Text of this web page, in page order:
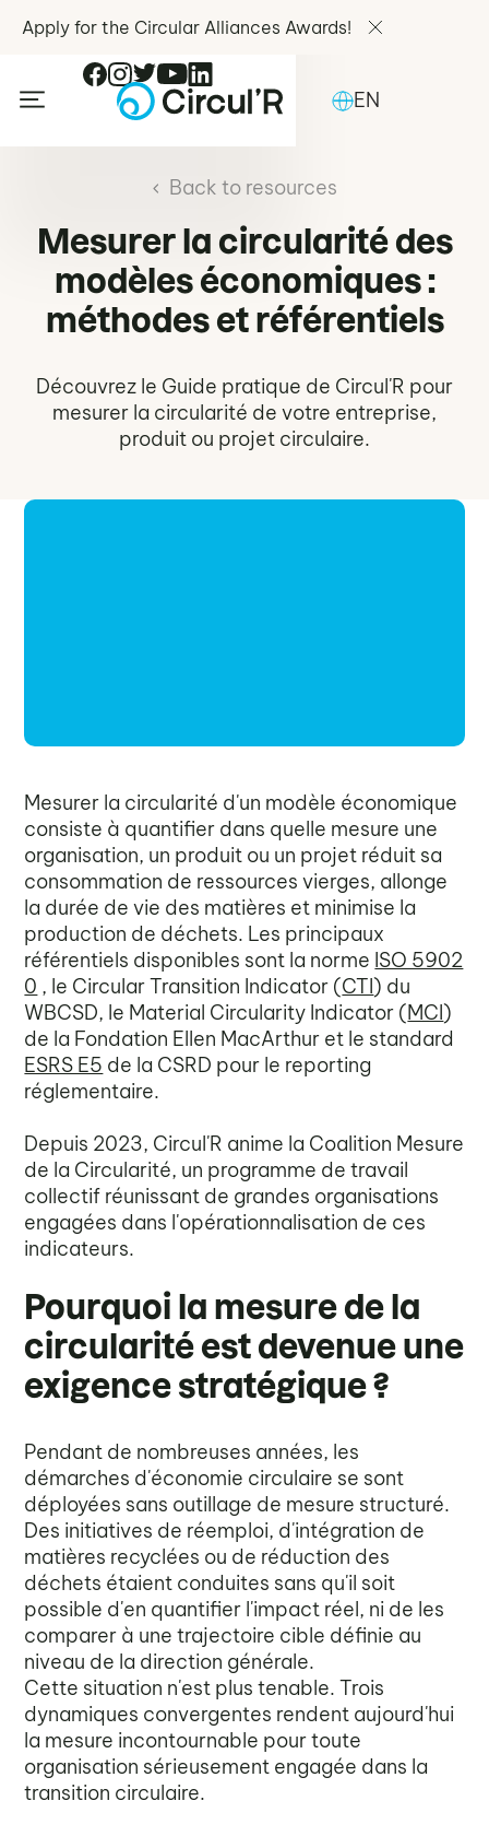
Apply for the Circular Alliances Awards!
EN
Back to resources
Mesurer la circularité des
modèles économiques :
méthodes et référentiels
Découvrez le Guide pratique de Circul'R pour
mesurer la circularité de votre entreprise,
produit ou projet circulaire.
Mesurer la circularité d'un modèle économique
consiste à quantifier dans quelle mesure une
organisation, un produit ou un projet réduit sa
consommation de ressources vierges, allonge
la durée de vie des matières et minimise la
production de déchets. Les principaux
référentiels disponibles sont la norme ISO 5902
0 , le Circular Transition Indicator (CTI) du
WBCSD, le Material Circularity Indicator (MCI)
de la Fondation Ellen MacArthur et le standard
ESRS E5 de la CSRD pour le reporting
réglementaire.
Depuis 2023, Circul'R anime la Coalition Mesure
de la Circularité, un programme de travail
collectif réunissant de grandes organisations
engagées dans l'opérationnalisation de ces
indicateurs.
Pourquoi la mesure de la
circularité est devenue une
exigence stratégique ?
Pendant de nombreuses années, les
démarches d'économie circulaire se sont
déployées sans outillage de mesure structuré.
Des initiatives de réemploi, d'intégration de
matières recyclées ou de réduction des
déchets étaient conduites sans qu'il soit
possible d'en quantifier l'impact réel, ni de les
comparer à une trajectoire cible définie au
niveau de la direction générale.
Cette situation n'est plus tenable. Trois
dynamiques convergentes rendent aujourd'hui
la mesure incontournable pour toute
organisation sérieusement engagée dans la
transition circulaire.